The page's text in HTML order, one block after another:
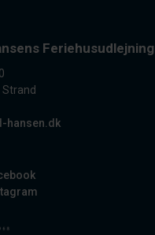
Feriehusudlejning
Strand
hansen.dk